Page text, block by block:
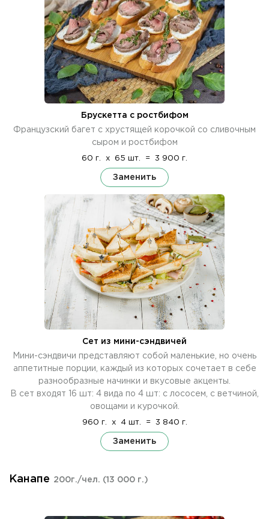
Брускетта с ростбифом
Французский багет с хрустящей корочкой со сливочным
сыром и ростбифом
60 г. x 65 шт. = 3 900 г.
Заменить
Сет из мини-сэндвичей
Мини-сэндвичи представляют собой маленькие, но очень
аппетитные порции, каждый из которых сочетает в себе
разнообразные начинки и вкусовые акценты.
В сет входят 16 шт: 4 вида по 4 шт: с лососем, с ветчиной,
овощами и курочкой.
960 г. x 4 шт. = 3 840 г.
Заменить
Канапе 200г./чел. (13 000 г.)